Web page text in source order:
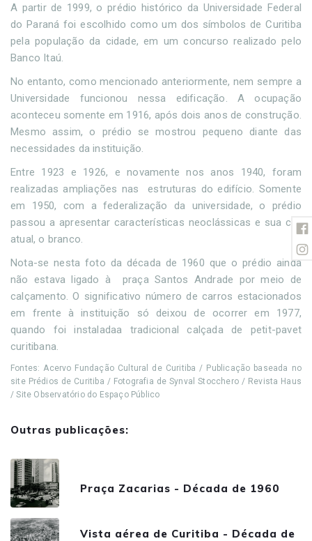
A partir de 1999, o prédio histórico da Universidade Federal
do Paraná foi escolhido como um dos símbolos de Curitiba
pela população da cidade, em um concurso realizado pelo
Banco Itaú.
No entanto, como mencionado anteriormente, nem sempre a
Universidade funcionou nessa edificação. A ocupação
aconteceu somente em 1916, após dois anos de construção.
Mesmo assim, o prédio se mostrou pequeno diante das
necessidades da instituição.
Entre 1923 e 1926, e novamente nos anos 1940, foram
realizadas ampliações nas estruturas do edifício. Somente
em 1950, com a federalização da universidade, o prédio
passou a apresentar características neoclássicas e sua cor
atual, o branco.
Nota-se nesta foto da década de 1960 que o prédio ainda
não estava ligado à praça Santos Andrade por meio de
calçamento. O significativo número de carros estacionados
em frente à instituição só deixou de ocorrer em 1977,
quando foi instaladaa tradicional calçada de petit-pavet
curitibana.
Fontes: Acervo Fundação Cultural de Curitiba / Publicação baseada no
site Prédios de Curitiba / Fotografia de Synval Stocchero / Revista Haus
/ Site Observatório do Espaço Público
Outras publicações:
Praça Zacarias - Década de 1960
Vista aérea de Curitiba - Década de